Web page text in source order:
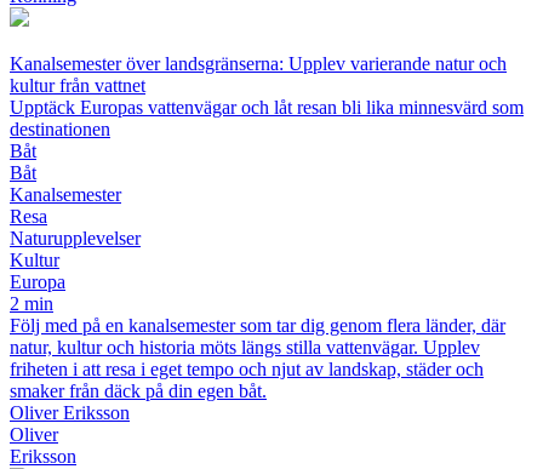
Kanalsemester över landsgränserna: Upplev varierande natur och
kultur från vattnet
Upptäck Europas vattenvägar och låt resan bli lika minnesvärd som
destinationen
Båt
Båt
Kanalsemester
Resa
Naturupplevelser
Kultur
Europa
2 min
Följ med på en kanalsemester som tar dig genom flera länder, där
natur, kultur och historia möts längs stilla vattenvägar. Upplev
friheten i att resa i eget tempo och njut av landskap, städer och
smaker från däck på din egen båt.
Oliver Eriksson
Oliver
Eriksson